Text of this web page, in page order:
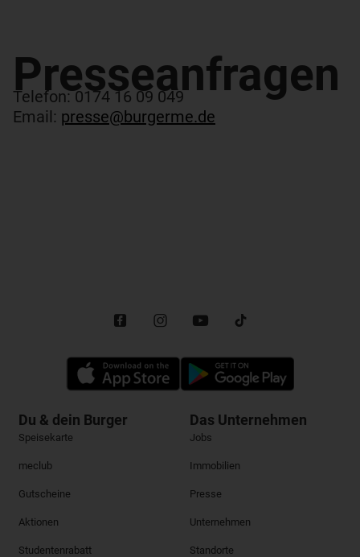
Presseanfragen​
Telefon: 0174 16 09 049
Email: presse@burgerme.de
Du & dein Burger
Speisekarte
meclub
Gutscheine
Aktionen
Studentenrabatt
Das Unternehmen
Jobs
Immobilien
Presse
Unternehmen
Standorte